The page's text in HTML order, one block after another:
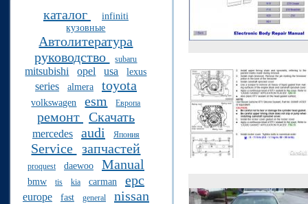
каталог
infiniti
кузовные
Автолитература
руководство
subaru
mitsubishi opel usa lexus
series almera toyota
volkswagen esm Европа
ремонт Скачать
mercedes audi Япония
Service запчастей
proquest daewoo Manual
bmw tis kia carman epc
europe fast general nissan